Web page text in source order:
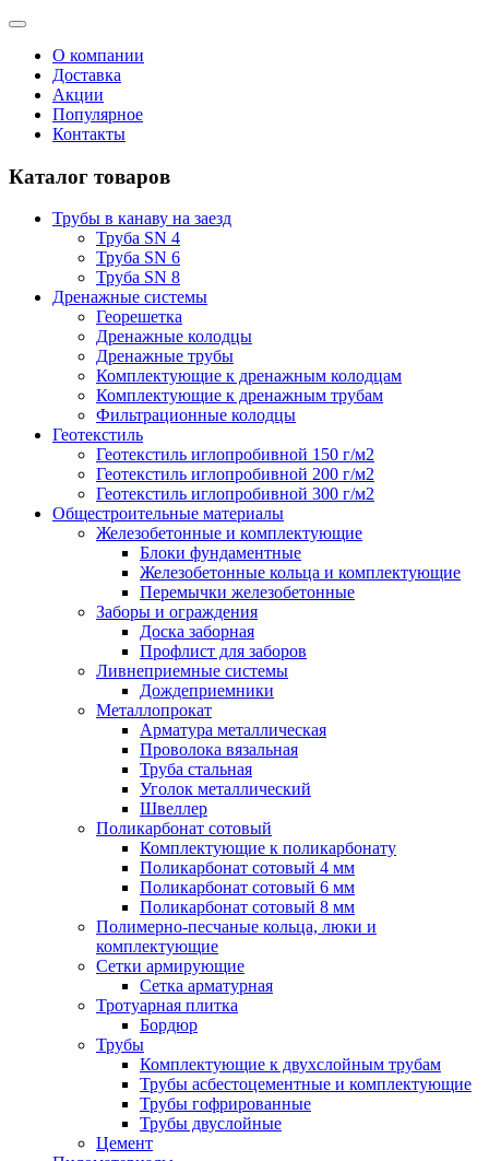
О компании
Доставка
Акции
Популярное
Контакты
Каталог товаров
Трубы в канаву на заезд
Труба SN 4
Труба SN 6
Труба SN 8
Дренажные системы
Георешетка
Дренажные колодцы
Дренажные трубы
Комплектующие к дренажным колодцам
Комплектующие к дренажным трубам
Фильтрационные колодцы
Геотекстиль
Геотекстиль иглопробивной 150 г/м2
Геотекстиль иглопробивной 200 г/м2
Геотекстиль иглопробивной 300 г/м2
Общестроительные материалы
Железобетонные и комплектующие
Блоки фундаментные
Железобетонные кольца и комплектующие
Перемычки железобетонные
Заборы и ограждения
Доска заборная
Профлист для заборов
Ливнеприемные системы
Дождеприемники
Металлопрокат
Арматура металлическая
Проволока вязальная
Труба стальная
Уголок металлический
Швеллер
Поликарбонат сотовый
Комплектующие к поликарбонату
Поликарбонат сотовый 4 мм
Поликарбонат сотовый 6 мм
Поликарбонат сотовый 8 мм
Полимерно-песчаные кольца, люки и
комплектующие
Сетки армирующие
Сетка арматурная
Тротуарная плитка
Бордюр
Трубы
Комплектующие к двухслойным трубам
Трубы асбестоцементные и комплектующие
Трубы гофрированные
Трубы двуслойные
Цемент